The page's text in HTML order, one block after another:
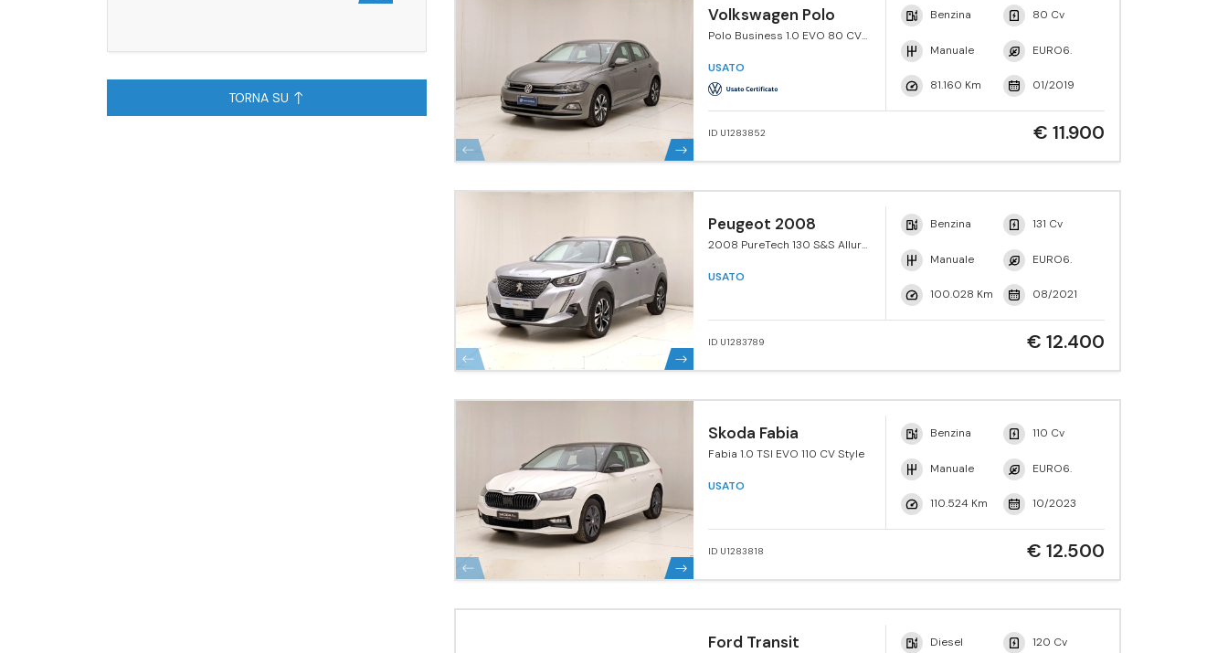
TORNA SU
Volkswagen Polo
Polo Business 1.0 EVO 80 CV
Tech.
USATO
Benzina 80 Cv
Manuale EURO6.
81.160 Km 01/2019
ID U1283852 € 11.900
Peugeot 2008
2008 PureTech 130 S&S Allure
USATO
Benzina 131 Cv
Manuale EURO6.
100.028 Km 08/2021
ID U1283789 € 12.400
Skoda Fabia
Fabia 1.0 TSI EVO 110 CV Style
USATO
Benzina 110 Cv
Manuale EURO6.
110.524 Km 10/2023
ID U1283818 € 12.500
Ford Transit Diesel 120 Cv